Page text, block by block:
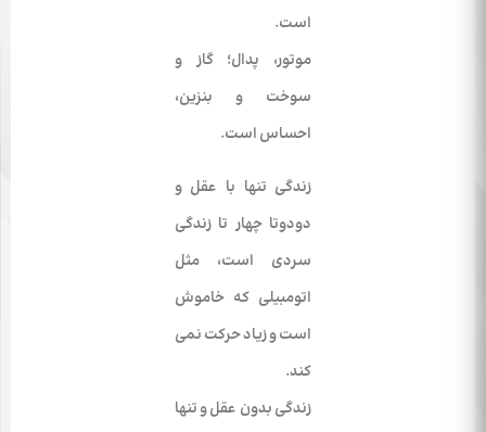
است.
موتور، پدال؛ گاز و
سوخت و بنزین،
احساس است.
زندگی تنها با عقل و
دودوتا چهار تا زندگی
سردی است، مثل
اتومبیلی که خاموش
است و زیاد حرکت نمی­‌
کند.
زندگی بدون عقل و تنها